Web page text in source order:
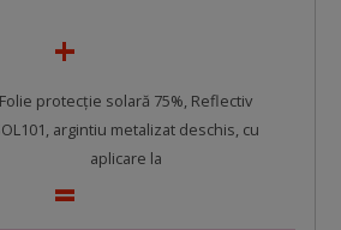
Folie protecție solară 75%, Reflectiv
argintiu metalizat deschis, cu
aplicare la